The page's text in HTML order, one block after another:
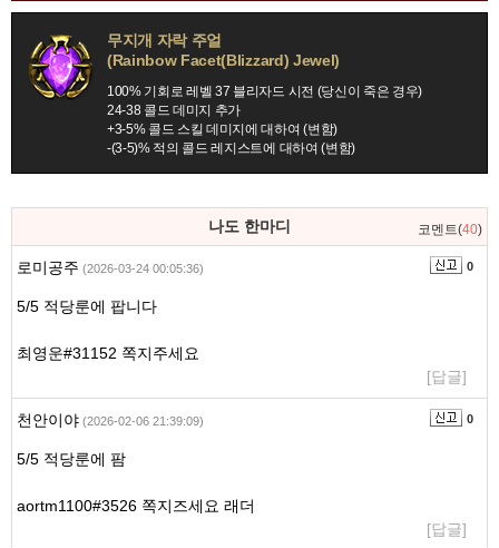
템
무지개 자락 주얼
(Rainbow Facet(Blizzard) Jewel)
100% 기회로 레벨 37 블리자드 시전 (당신이 죽은 경우)
24-38 콜드 데미지 추가
+3-5% 콜드 스킬 데미지에 대하여 (변함)
-(3-5)% 적의 콜드 레지스트에 대하여 (변함)
댓
영
나도 한마디 코멘트(40)
로미공주 (2026-03-24 00:05:36) 0
5/5 적당룬에 팝니다
최영운#31152 쪽지주세요
[답글]
천안이야 (2026-02-06 21:39:09) 0
5/5 적당룬에 팜
aortm1100#3526 쪽지즈세요 래더
[답글]